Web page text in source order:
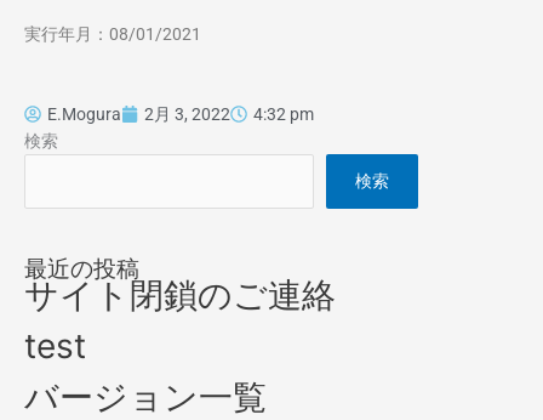
実行年月：08/01/2021
E.Mogura 2月 3, 2022
4:32 pm
検索
検索
最近の投稿
サイト閉鎖のご連絡
test
バージョン一覧